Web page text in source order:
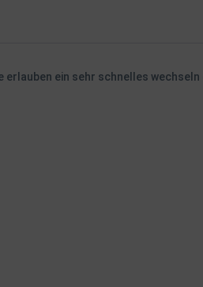
ein sehr schnelles